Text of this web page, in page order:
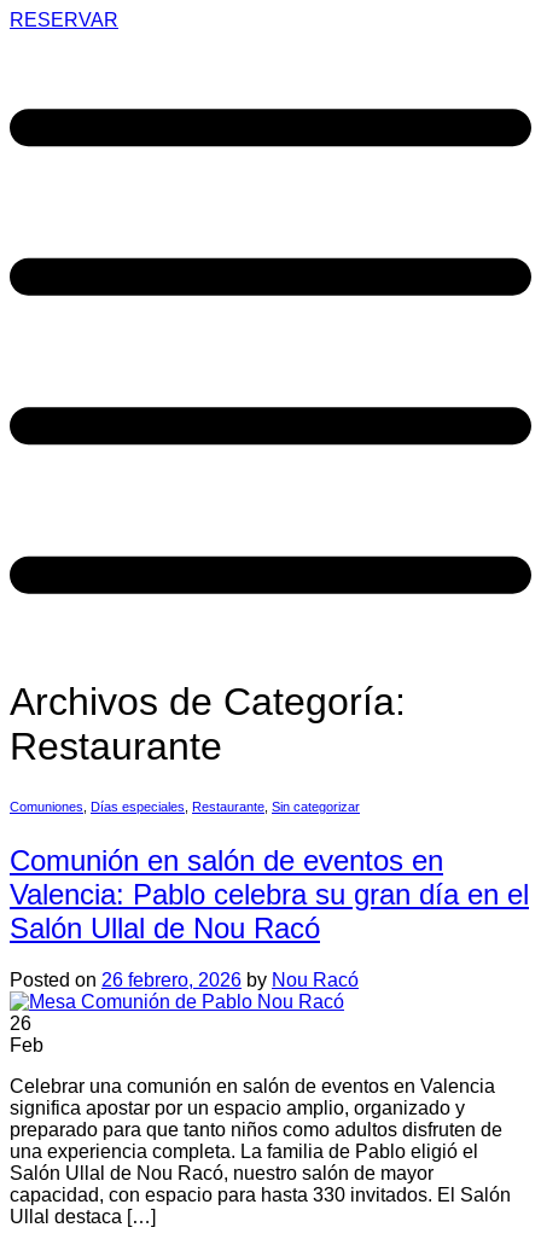
RESERVAR
Archivos de Categoría:
Restaurante
Comuniones Días especiales Restaurante Sin categorizar
Comunión en salón de eventos en
Valencia: Pablo celebra su gran día en el
Salón Ullal de Nou Racó
Posted on 26 febrero, 2026 by Nou Racó
26
Feb
Celebrar una comunión en salón de eventos en Valencia
significa apostar por un espacio amplio, organizado y
preparado para que tanto niños como adultos disfruten de
una experiencia completa. La familia de Pablo eligió el
Salón Ullal de Nou Racó, nuestro salón de mayor
capacidad, con espacio para hasta 330 invitados. El Salón
Ullal destaca […]